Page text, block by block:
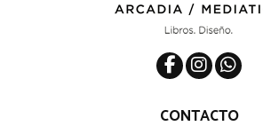
CONTACTO